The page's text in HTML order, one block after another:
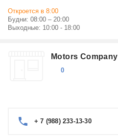
Откроется в 8:00
Будни: 08:00 – 20:00
Выходные: 10:00 - 18:00
Motors Company
0
+ 7 (988) 233-13-30